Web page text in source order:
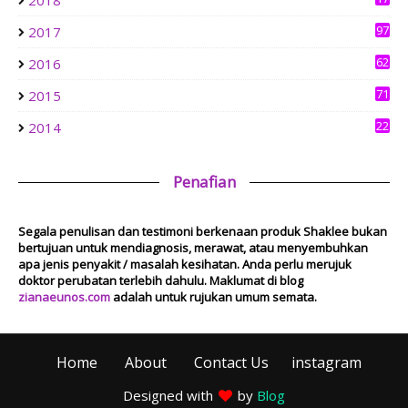
Mesyuarat Badan Kebajikan Sekolah Agama dan Penyampaian
1 week ago
Show All
2017 97
2016 62
2015 71
2014 22
Penafian
Segala penulisan dan testimoni berkenaan produk Shaklee bukan
bertujuan untuk mendiagnosis, merawat, atau menyembuhkan
apa jenis penyakit / masalah kesihatan. Anda perlu merujuk
doktor perubatan terlebih dahulu. Maklumat di blog
zianaeunos.com adalah untuk rujukan umum semata.
Home About Contact Us instagram
Designed with by Blog